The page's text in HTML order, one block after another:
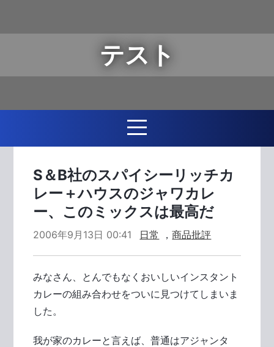
テスト
S＆B社のスパイシーリッチカ
レー＋ハウスのジャワカレ
ー、このミックスは最高だ
2006年9月13日 00:41 日常 ，商品批評
みなさん、とんでもなくおいしいインスタント
カレーの組み合わせをついに見つけてしまいま
した。
我が家のカレーと言えば、普通はアジャンタ